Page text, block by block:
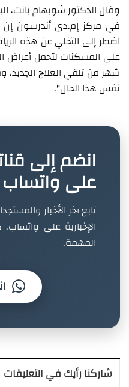
وقال الدكتور شوبهام بانت،
في مركز إم.دي أندرسون
اضطر إلى التخلي عن هذه
على المسكنات لتحمل أعراض
شهر من تلقي العلاج
نفس هذا الحال".
انضم إلى
على واتساب
تابع آخر الأخبار
الإخبارية على
المهمة.
شاركنا رأيك في التعليقات